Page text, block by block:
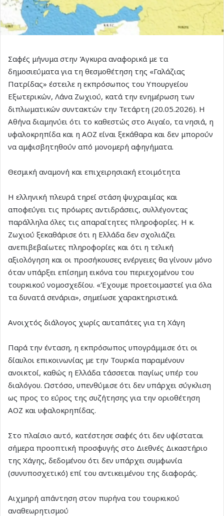
Σαφές μήνυμα στην Άγκυρα αναφορικά με τα
δημοσιεύματα για τη θεσμοθέτηση της «Γαλάζιας
Πατρίδας» έστειλε η εκπρόσωπος του Υπουργείου
Εξωτερικών, Λάνα Ζωχιού, κατά την ενημέρωση των
διπλωματικών συντακτών την Τετάρτη (20.05.2026). Η
Αθήνα διαμηνύει ότι το καθεστώς στο Αιγαίο, τα νησιά, η
υφαλοκρηπίδα και η ΑΟΖ είναι ξεκάθαρα και δεν μπορούν
να αμφισβητηθούν από μονομερή αφηγήματα.
Θεσμική αναμονή και επιχειρησιακή ετοιμότητα
Η ελληνική πλευρά τηρεί στάση ψυχραιμίας και
αποφεύγει τις πρόωρες αντιδράσεις, συλλέγοντας
παράλληλα όλες τις απαραίτητες πληροφορίες. Η κ.
Ζωχιού ξεκαθάρισε ότι η Ελλάδα δεν σχολιάζει
ανεπιβεβαίωτες πληροφορίες και ότι η τελική
αξιολόγηση και οι προσήκουσες ενέργειες θα γίνουν μόνο
όταν υπάρξει επίσημη εικόνα του περιεχομένου του
τουρκικού νομοσχεδίου. «Έχουμε προετοιμαστεί για όλα
τα δυνατά σενάρια», σημείωσε χαρακτηριστικά.
Ανοιχτός διάλογος χωρίς αυταπάτες για τη Χάγη
Παρά την ένταση, η εκπρόσωπος υπογράμμισε ότι οι
δίαυλοι επικοινωνίας με την Τουρκία παραμένουν
ανοικτοί, καθώς η Ελλάδα τάσσεται παγίως υπέρ του
διαλόγου. Ωστόσο, υπενθύμισε ότι δεν υπάρχει σύγκλιση
ως προς το εύρος της συζήτησης για την οριοθέτηση
ΑΟΖ και υφαλοκρηπίδας.
Στο πλαίσιο αυτό, κατέστησε σαφές ότι δεν υφίσταται
σήμερα προοπτική προσφυγής στο Διεθνές Δικαστήριο
της Χάγης, δεδομένου ότι δεν υπάρχει συμφωνία
(συνυποσχετικό) επί του αντικειμένου της διαφοράς.
Αιχμηρή απάντηση στον πυρήνα του τουρκικού
αναθεωρητισμού